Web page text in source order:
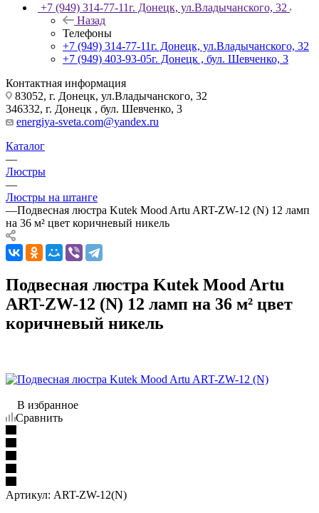
+7 (949) 314-77-11г. Донецк, ул.Владычанского, 32
Назад
Телефоны
+7 (949) 314-77-11г. Донецк, ул.Владычанского, 32
+7 (949) 403-93-05г. Донецк , бул. Шевченко, 3
Контактная информация
83052, г. Донецк, ул.Владычанского, 32
346332, г. Донецк , бул. Шевченко, 3
energiya-sveta.com@yandex.ru
Каталог
—
Люстры
—
Люстры на штанге
—Подвесная люстра Kutek Mood Artu ART-ZW-12 (N) 12 ламп
на 36 м² цвет коричневый никель
Подвесная люстра Kutek Mood Artu
ART-ZW-12 (N) 12 ламп на 36 м² цвет
коричневый никель
В избранное
Сравнить
Артикул: ART-ZW-12(N)